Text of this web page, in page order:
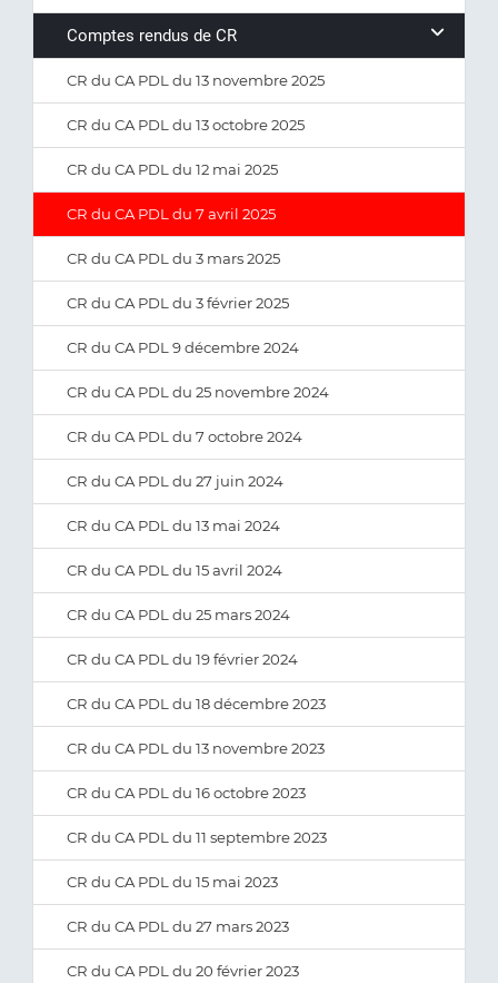
Comptes rendus de CR
CR du CA PDL du 13 novembre 2025
CR du CA PDL du 13 octobre 2025
CR du CA PDL du 12 mai 2025
CR du CA PDL du 7 avril 2025
CR du CA PDL du 3 mars 2025
CR du CA PDL du 3 février 2025
CR du CA PDL 9 décembre 2024
CR du CA PDL du 25 novembre 2024
CR du CA PDL du 7 octobre 2024
CR du CA PDL du 27 juin 2024
CR du CA PDL du 13 mai 2024
CR du CA PDL du 15 avril 2024
CR du CA PDL du 25 mars 2024
CR du CA PDL du 19 février 2024
CR du CA PDL du 18 décembre 2023
CR du CA PDL du 13 novembre 2023
CR du CA PDL du 16 octobre 2023
CR du CA PDL du 11 septembre 2023
CR du CA PDL du 15 mai 2023
CR du CA PDL du 27 mars 2023
CR du CA PDL du 20 février 2023